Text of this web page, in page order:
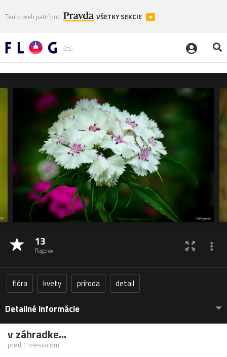
Tento web patrí pod VŠETKY SEKCIE
13
flogerov
flóra kvety príroda detail
Detailné informácie
v záhradke...
pred 1 mesiacom